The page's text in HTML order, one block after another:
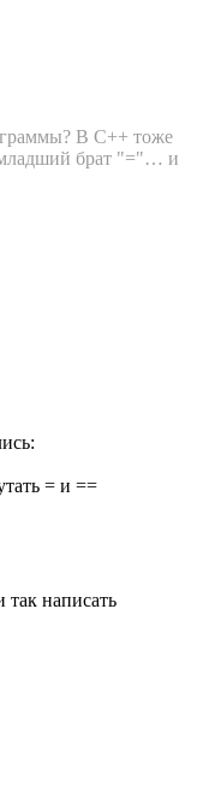
В С++ тоже
брат "="… и
= и ==
написать